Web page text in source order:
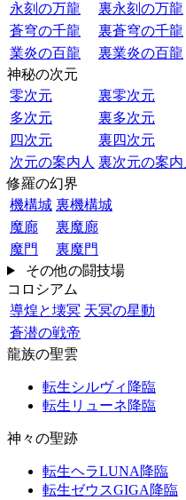
永刻の万龍
裏永刻の万龍
蒼穹の千龍
裏蒼穹の千龍
業炎の百龍
裏業炎の百龍
神秘の次元
零次元
裏零次元
多次元
裏多次元
四次元
裏四次元
次元の案内人 裏次元の案内
修羅の幻界
機構城 裏機構城
魔廊
裏魔廊
魔門
裏魔門
その他の闘技場
コロシアム
導煌と壊冥 天冥の星動
蒼潜の戦帝
龍族の聖雲
転生シルヴィ降臨
転生リューネ降臨
神々の聖跡
転生ヘラLUNA降臨
転生ゼウスGIGA降臨